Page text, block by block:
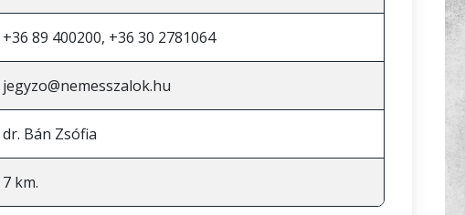
+36 89 400200, +36 30 2781064
jegyzo@nemesszalok.hu
dr. Bán Zsófia
7 km.